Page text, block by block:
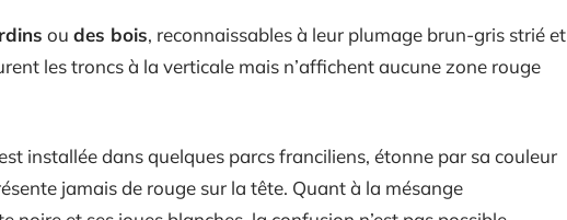
ou des bois, reconnaissables à leur plumage brun-gris strié et
les troncs à la verticale mais n’affichent aucune zone rouge
installée dans quelques parcs franciliens, étonne par sa couleur
jamais de rouge sur la tête. Quant à la mésange